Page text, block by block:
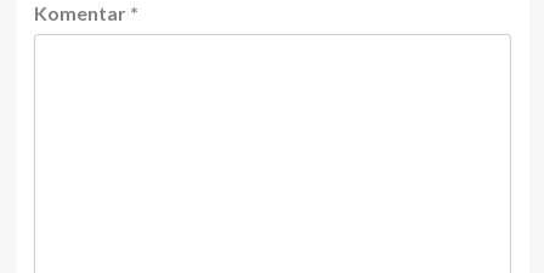
Komentar *